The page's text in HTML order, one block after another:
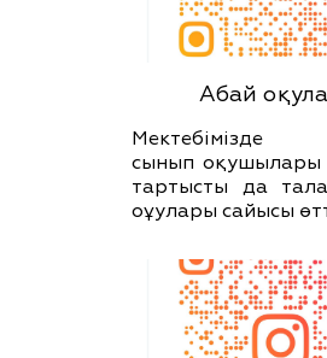
Абай
Мектебімізде
сынып оқушылары
тартысты да
оұулары сайысы